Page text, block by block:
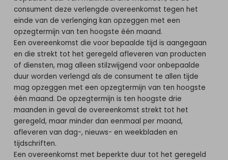
consument deze verlengde overeenkomst tegen het
einde van de verlenging kan opzeggen met een
opzegtermijn van ten hoogste één maand.
Een overeenkomst die voor bepaalde tijd is aangegaan
en die strekt tot het geregeld afleveren van producten
of diensten, mag alleen stilzwijgend voor onbepaalde
duur worden verlengd als de consument te allen tijde
mag opzeggen met een opzegtermijn van ten hoogste
één maand. De opzegtermijn is ten hoogste drie
maanden in geval de overeenkomst strekt tot het
geregeld, maar minder dan eenmaal per maand,
afleveren van dag-, nieuws- en weekbladen en
tijdschriften.
Een overeenkomst met beperkte duur tot het geregeld